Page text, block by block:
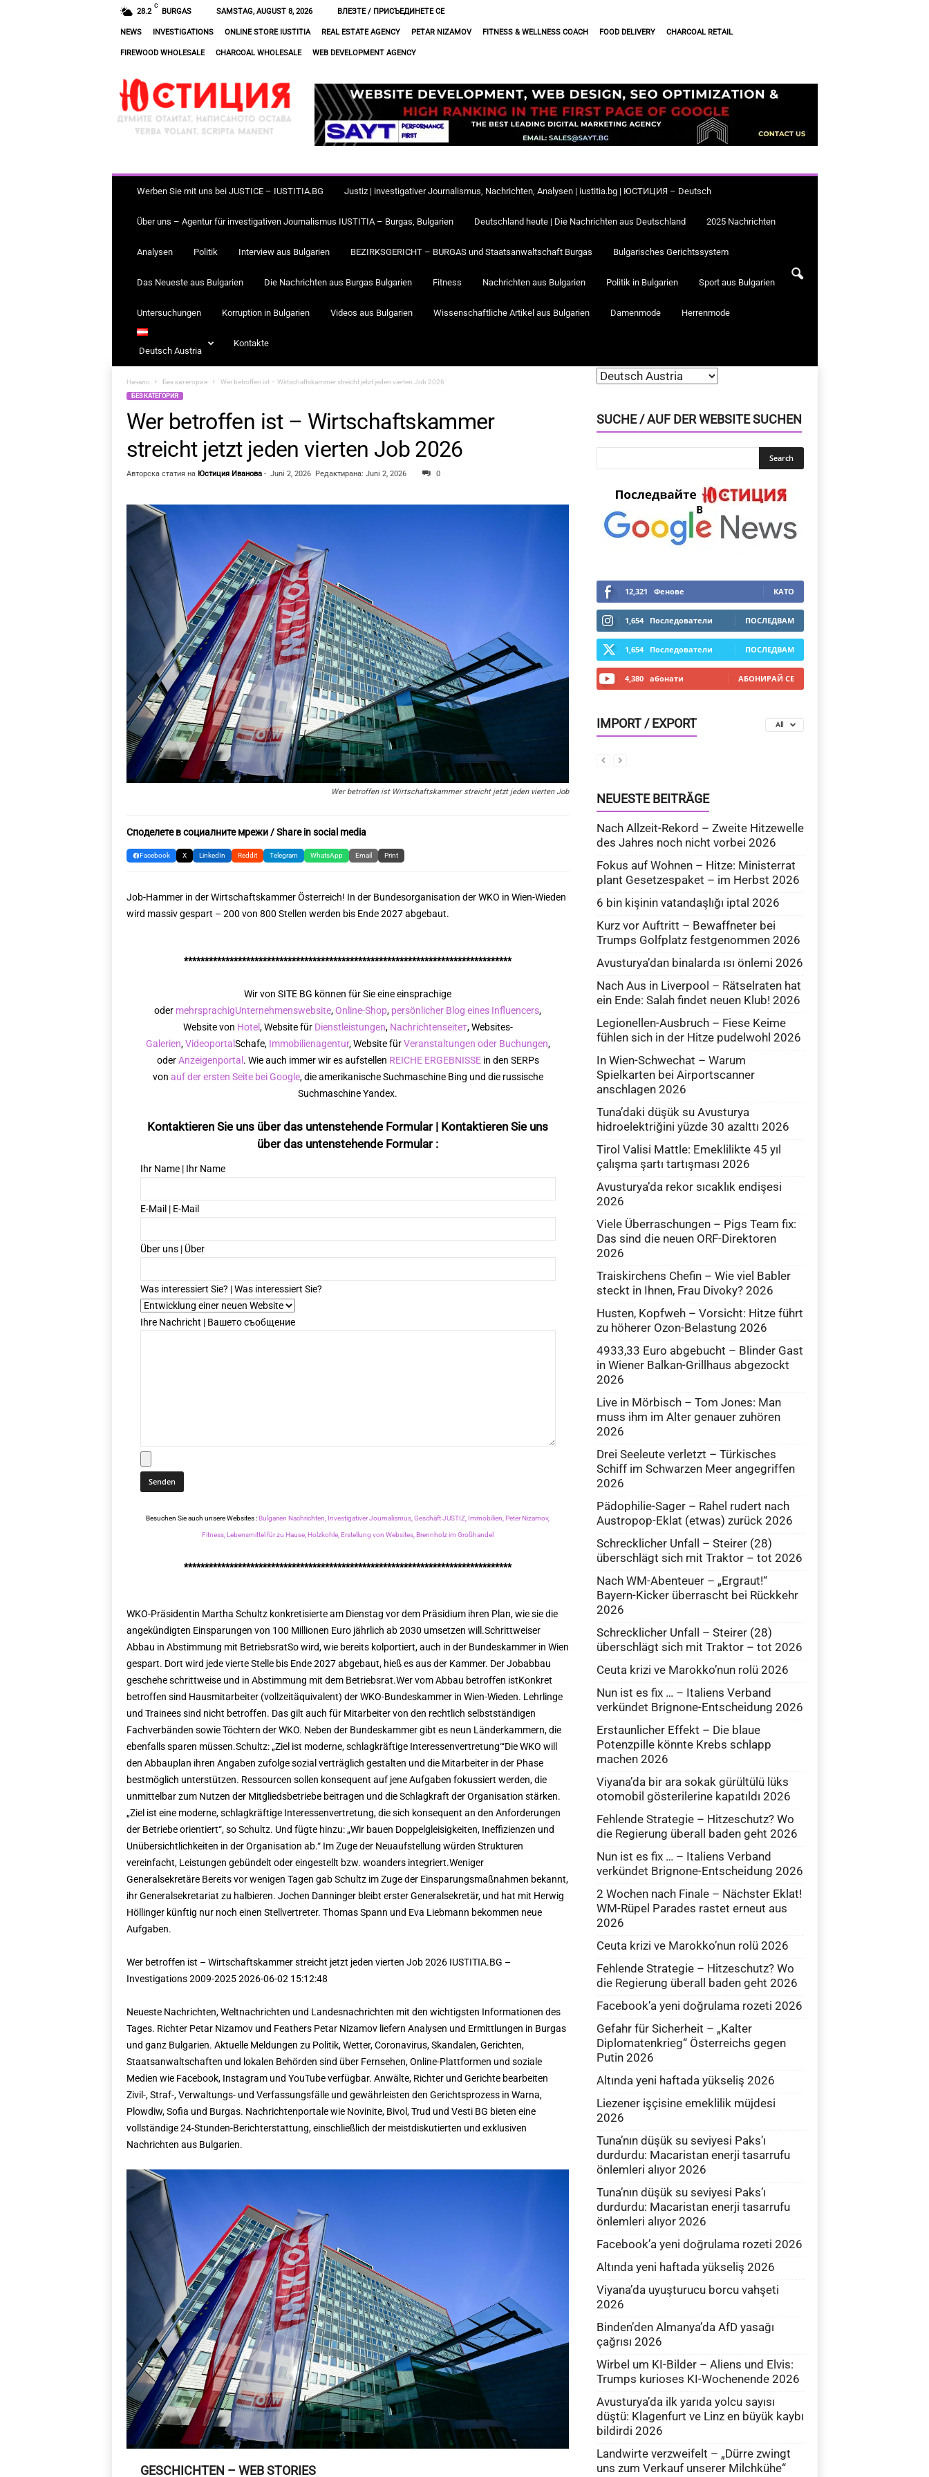
28.2
C
BURGAS SAMSTAG, AUGUST 8, 2026 ВЛЕЗТЕ / ПРИСЪЕДИНЕТЕ СЕ
NEWS INVESTIGATIONS ONLINE STORE IUSTITIA REAL ESTATE AGENCY PETAR NIZAMOV FITNESS & WELLNESS COACH FOOD DELIVERY CHARCOAL RETAIL
FIREWOOD WHOLESALE CHARCOAL WHOLESALE WEB DEVELOPMENT AGENCY
Z
Werben Sie mit uns bei JUSTICE – IUSTITIA.BG Justiz | investigativer Journalismus, Nachrichten, Analysen | iustitia.bg | ЮСТИЦИЯ – Deutsch
Über uns – Agentur für investigativen Journalismus IUSTITIA – Burgas, Bulgarien Deutschland heute | Die Nachrichten aus Deutschland 2025 Nachrichten
Analysen Politik Interview aus Bulgarien BEZIRKSGERICHT – BURGAS und Staatsanwaltschaft Burgas Bulgarisches Gerichtssystem
Das Neueste aus Bulgarien Die Nachrichten aus Burgas Bulgarien Fitness Nachrichten aus Bulgarien Politik in Bulgarien Sport aus Bulgarien
Untersuchungen Korruption in Bulgarien Videos aus Bulgarien Wissenschaftliche Artikel aus Bulgarien Damenmode Herrenmode
Deutsch Austria
Kontakte
Начало Без категория Wer betroffen ist – Wirtschaftskammer streicht jetzt jeden vierten Job 2026
БЕЗ КАТЕГОРИЯ
Wer betroffen ist – Wirtschaftskammer
streicht jetzt jeden vierten Job 2026
Авторска статия на Юстиция Иванова- Juni 2, 2026 Редактирана: Juni 2, 2026 0
Wer betroffen ist Wirtschaftskammer streicht jetzt jeden vierten Job
Споделете в социалните мрежи / Share in social media
Facebook X LinkedIn Reddit Telegram WhatsApp Email Print
Job-Hammer in der Wirtschaftskammer Österreich! In der Bundesorganisation der WKO in Wien-Wieden
wird massiv gespart – 200 von 800 Stellen werden bis Ende 2027 abgebaut.
*******************************************************************************
Wir von SITE BG können für Sie eine einsprachige
oder mehrsprachigUnternehmenswebsite,Online-Shop, persönlicher Blog eines Influencers,
Website von Hotel, Website für Dienstleistungen, Nachrichtenseiteт, Websites-
Galerien,Videoportal Schafe, Immobilienagentur, Website fürVeranstaltungen oder Buchungen,
oderAnzeigenportal . Wie auch immer wir es aufstellen REICHE ERGEBNISSEin den SERPs
von auf der ersten Seite bei Google, die amerikanische Suchmaschine Bing und die russische
Suchmaschine Yandex.
Kontaktieren Sie uns über das untenstehende Formular | Kontaktieren Sie uns
über das untenstehende Formular :
Ihr Name | Ihr Name
E-Mail | E-Mail
Über uns | Über
Was interessiert Sie? | Was interessiert Sie?
Ihre Nachricht | Вашето съобщение
Besuchen Sie auch unsere Websites : Bulgarien Nachrichten, Investigativer Journalismus,Geschäft JUSTIZ, Immobilien, Peter Nizamov,
Fitness, Lebensmittel für zu Hause, Holzkohle, Erstellung von Websites, Brennholz im Großhandel
*******************************************************************************
WKO-Präsidentin Martha Schultz konkretisierte am Dienstag vor dem Präsidium ihren Plan, wie sie die
angekündigten Einsparungen von 100 Millionen Euro jährlich ab 2030 umsetzen will.Schrittweiser
Abbau in Abstimmung mit BetriebsratSo wird, wie bereits kolportiert, auch in der Bundeskammer in Wien
gespart. Dort wird jede vierte Stelle bis Ende 2027 abgebaut, hieß es aus der Kammer. Der Jobabbau
geschehe schrittweise und in Abstimmung mit dem Betriebsrat.Wer vom Abbau betroffen istKonkret
betroffen sind Hausmitarbeiter (vollzeitäquivalent) der WKO-Bundeskammer in Wien-Wieden. Lehrlinge
und Trainees sind nicht betroffen. Das gilt auch für Mitarbeiter von den rechtlich selbstständigen
Fachverbänden sowie Töchtern der WKO. Neben der Bundeskammer gibt es neun Länderkammern, die
ebenfalls sparen müssen.Schultz: „Ziel ist moderne, schlagkräftige Interessenvertretung“‘Die WKO will
den Abbauplan ihren Angaben zufolge sozial verträglich gestalten und die Mitarbeiter in der Phase
bestmöglich unterstützen. Ressourcen sollen konsequent auf jene Aufgaben fokussiert werden, die
unmittelbar zum Nutzen der Mitgliedsbetriebe beitragen und die Schlagkraft der Organisation stärken.
„Ziel ist eine moderne, schlagkräftige Interessenvertretung, die sich konsequent an den Anforderungen
der Betriebe orientiert“, so Schultz. Und fügte hinzu: „Wir bauen Doppelgleisigkeiten, Ineffizienzen und
Unübersichtlichkeiten in der Organisation ab.“ Im Zuge der Neuaufstellung würden Strukturen
vereinfacht, Leistungen gebündelt oder eingestellt bzw. woanders integriert.Weniger
Generalsekretäre Bereits vor wenigen Tagen gab Schultz im Zuge der Einsparungsmaßnahmen bekannt,
ihr Generalsekretariat zu halbieren. Jochen Danninger bleibt erster Generalsekretär, und hat mit Herwig
Höllinger künftig nur noch einen Stellvertreter. Thomas Spann und Eva Liebmann bekommen neue
Aufgaben.
Wer betroffen ist – Wirtschaftskammer streicht jetzt jeden vierten Job 2026 IUSTITIA.BG –
Investigations 2009-2025 2026-06-02 15:12:48
Neueste Nachrichten, Weltnachrichten und Landesnachrichten mit den wichtigsten Informationen des
Tages. Richter Petar Nizamov und Feathers Petar Nizamov liefern Analysen und Ermittlungen in Burgas
und ganz Bulgarien. Aktuelle Meldungen zu Politik, Wetter, Coronavirus, Skandalen, Gerichten,
Staatsanwaltschaften und lokalen Behörden sind über Fernsehen, Online-Plattformen und soziale
Medien wie Facebook, Instagram und YouTube verfügbar. Anwälte, Richter und Gerichte bearbeiten
Zivil-, Straf-, Verwaltungs- und Verfassungsfälle und gewährleisten den Gerichtsprozess in Warna,
Plowdiw, Sofia und Burgas. Nachrichtenportale wie Novinite, Bivol, Trud und Vesti BG bieten eine
vollständige 24-Stunden-Berichterstattung, einschließlich der meistdiskutierten und exklusiven
Nachrichten aus Bulgarien.
GESCHICHTEN – WEB STORIES
SUCHE / AUF DER WEBSITE SUCHEN
12,321 Фенове КАТО
1,654 Последователи ПОСЛЕДВАМ
1,654 Последователи ПОСЛЕДВАМ
4,380 абонати АБОНИРАЙ СЕ
IMPORT / EXPORT All
NEUESTE BEITRÄGE
Nach Allzeit-Rekord – Zweite Hitzewelle
des Jahres noch nicht vorbei 2026
Fokus auf Wohnen – Hitze: Ministerrat
plant Gesetzespaket – im Herbst 2026
6 bin kişinin vatandaşlığı iptal 2026
Kurz vor Auftritt – Bewaffneter bei
Trumps Golfplatz festgenommen 2026
Avusturya’dan binalarda ısı önlemi 2026
Nach Aus in Liverpool – Rätselraten hat
ein Ende: Salah findet neuen Klub! 2026
Legionellen-Ausbruch – Fiese Keime
fühlen sich in der Hitze pudelwohl 2026
In Wien-Schwechat – Warum
Spielkarten bei Airportscanner
anschlagen 2026
Tuna’daki düşük su Avusturya
hidroelektriğini yüzde 30 azalttı 2026
Tirol Valisi Mattle: Emeklilikte 45 yıl
çalışma şartı tartışması 2026
Avusturya’da rekor sıcaklık endişesi
2026
Viele Überraschungen – Pigs Team fix:
Das sind die neuen ORF-Direktoren
2026
Traiskirchens Chefin – Wie viel Babler
steckt in Ihnen, Frau Divoky? 2026
Husten, Kopfweh – Vorsicht: Hitze führt
zu höherer Ozon-Belastung 2026
4933,33 Euro abgebucht – Blinder Gast
in Wiener Balkan-Grillhaus abgezockt
2026
Live in Mörbisch – Tom Jones: Man
muss ihm im Alter genauer zuhören
2026
Drei Seeleute verletzt – Türkisches
Schiff im Schwarzen Meer angegriffen
2026
Pädophilie-Sager – Rahel rudert nach
Austropop-Eklat (etwas) zurück 2026
Schrecklicher Unfall – Steirer (28)
überschlägt sich mit Traktor – tot 2026
Nach WM-Abenteuer – „Ergraut!“
Bayern-Kicker überrascht bei Rückkehr
2026
Schrecklicher Unfall – Steirer (28)
überschlägt sich mit Traktor – tot 2026
Ceuta krizi ve Marokko’nun rolü 2026
Nun ist es fix … – Italiens Verband
verkündet Brignone-Entscheidung 2026
Erstaunlicher Effekt – Die blaue
Potenzpille könnte Krebs schlapp
machen 2026
Viyana’da bir ara sokak gürültülü lüks
otomobil gösterilerine kapatıldı 2026
Fehlende Strategie – Hitzeschutz? Wo
die Regierung überall baden geht 2026
Nun ist es fix … – Italiens Verband
verkündet Brignone-Entscheidung 2026
2 Wochen nach Finale – Nächster Eklat!
WM-Rüpel Parades rastet erneut aus
2026
Ceuta krizi ve Marokko’nun rolü 2026
Fehlende Strategie – Hitzeschutz? Wo
die Regierung überall baden geht 2026
Facebook’a yeni doğrulama rozeti 2026
Gefahr für Sicherheit – „Kalter
Diplomatenkrieg“ Österreichs gegen
Putin 2026
Altında yeni haftada yükseliş 2026
Liezener işçisine emeklilik müjdesi
2026
Tuna’nın düşük su seviyesi Paks’ı
durdurdu: Macaristan enerji tasarrufu
önlemleri alıyor 2026
Tuna’nın düşük su seviyesi Paks’ı
durdurdu: Macaristan enerji tasarrufu
önlemleri alıyor 2026
Facebook’a yeni doğrulama rozeti 2026
Altında yeni haftada yükseliş 2026
Viyana’da uyuşturucu borcu vahşeti
2026
Binden’den Almanya’da AfD yasağı
çağrısı 2026
Wirbel um KI-Bilder – Aliens und Elvis:
Trumps kurioses KI-Wochenende 2026
Avusturya’da ilk yarıda yolcu sayısı
düştü: Klagenfurt ve Linz en büyük kaybı
bildirdi 2026
Landwirte verzweifelt – „Dürre zwingt
uns zum Verkauf unserer Milchkühe“